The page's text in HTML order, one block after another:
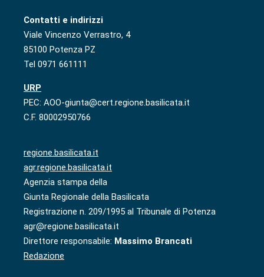
Contatti e indirizzi
Viale Vincenzo Verrastro, 4
85100 Potenza PZ
Tel 0971 661111
URP
PEC: AOO-giunta@cert.regione.basilicata.it
C.F. 80002950766
regione.basilicata.it
agr.regione.basilicata.it
Agenzia stampa della
Giunta Regionale della Basilicata
Registrazione n. 209/1995 al Tribunale di Potenza
agr@regione.basilicata.it
Direttore responsabile: Massimo Brancati
Redazione